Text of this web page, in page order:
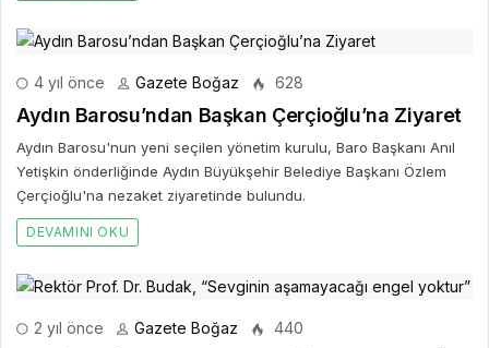
4 yıl önce Gazete Boğaz 628
Aydın Barosu’ndan Başkan Çerçioğlu’na Ziyaret
Aydın Barosu'nun yeni seçilen yönetim kurulu, Baro Başkanı Anıl
Yetişkin önderliğinde Aydın Büyükşehir Belediye Başkanı Özlem
Çerçioğlu'na nezaket ziyaretinde bulundu.
DEVAMINI OKU
2 yıl önce Gazete Boğaz 440